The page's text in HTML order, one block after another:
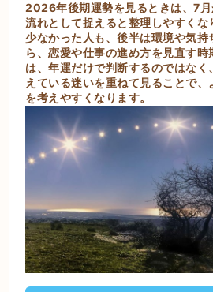
2026年後期運勢を見るときは、7
流れとして捉えると整理しやすく
少なかった人も、後半は環境や気
ら、恋愛や仕事の進め方を見直す
は、年運だけで判断するのではな
えている迷いを重ねて見ることで
を考えやすくなります。